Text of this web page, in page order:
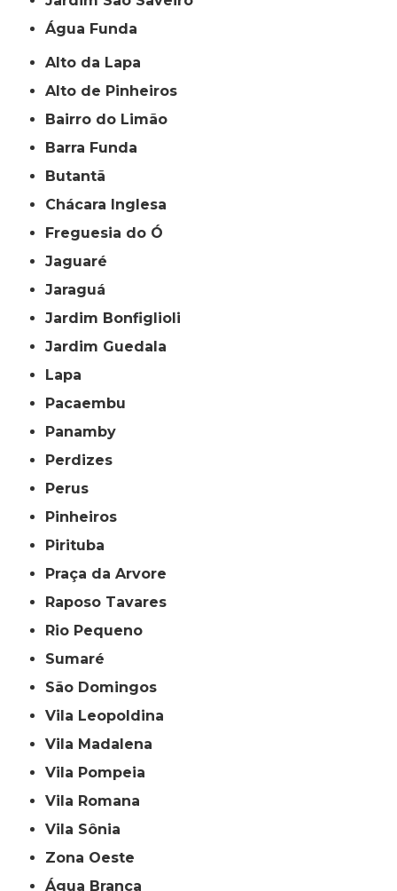
Água Funda
Alto da Lapa
Alto de Pinheiros
Bairro do Limão
Barra Funda
Butantã
Chácara Inglesa
Freguesia do Ó
Jaguaré
Jaraguá
Jardim Bonfiglioli
Jardim Guedala
Lapa
Pacaembu
Panamby
Perdizes
Perus
Pinheiros
Pirituba
Praça da Arvore
Raposo Tavares
Rio Pequeno
Sumaré
São Domingos
Vila Leopoldina
Vila Madalena
Vila Pompeia
Vila Romana
Vila Sônia
Zona Oeste
Água Branca